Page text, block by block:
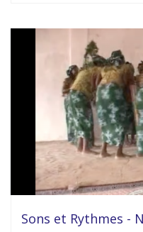
Sons et Rythmes -